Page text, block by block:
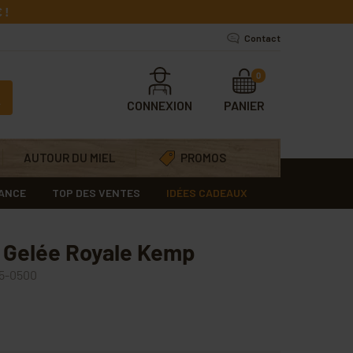
!
Contact
CONNEXION PANIER
0
AUTOUR DU MIEL PROMOS
TOP DES VENTES IDÉES CADEAUX
Royale Kemp
0500